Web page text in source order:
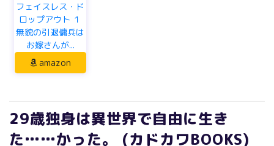
フェイスレス・ド
ロップアウト １
無貌の引退傭兵は
お嫁さんが...
amazon
29歳独身は異世界で自由に生き
た……かった。 (カドカワBOOKS)